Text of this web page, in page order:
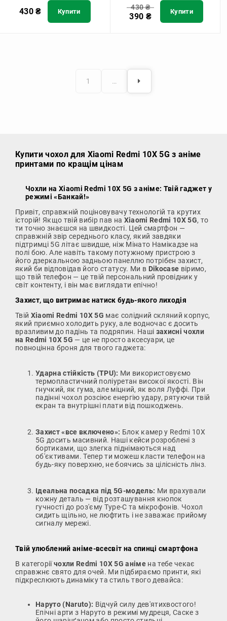
430₴ Купити
430₴
390 ₴ Купити
1 …
Купити чохол для Xiaomi Redmi 10X 5G з аніме
принтами по кращім цінам
Чохли на Xiaomi Redmi 10X 5G з аніме: Твій гаджет у
режимі «Банкай!»
Привіт, справжній поціновувачу технологій та крутих
історій! Якщо твій вибір пав на Xiaomi Redmi 10X 5G, то
ти точно знаєшся на швидкості. Цей смартфон —
справжній звір середнього класу, який завдяки
підтримці 5G літає швидше, ніж Мінато Намікадзе на
полі бою. Але навіть такому потужному пристрою з
його дзеркальною задньою панеллю потрібен захист,
який би відповідав його статусу. Ми в Dikocase віримо,
що твій телефон — це твій персональний провідник у
світ контенту, і він має виглядати епічно!
Захист, що витримає натиск будь-якого лиходія
Твій Xiaomi Redmi 10X 5G має солідний скляний корпус,
який приємно холодить руку, але водночас є досить
вразливим до падінь та подряпин. Наші захисні чохли
на Redmi 10X 5G — це не просто аксесуари, це
повноцінна броня для твого гаджета:
Ударна стійкість (TPU): Ми використовуємо
термопластичний поліуретан високої якості. Він
гнучкий, як гума, але міцний, як воля Луффі. При
падінні чохол розсіює енергію удару, рятуючи твій
екран та внутрішні плати від пошкоджень.
Захист «все включено»: Блок камер у Redmi 10X
5G досить масивний. Наші кейси розроблені з
бортиками, що злегка піднімаються над
об'єктивами. Тепер ти можеш класти телефон на
будь-яку поверхню, не боячись за цілісність лінз.
Ідеальна посадка під 5G-модель: Ми врахували
кожну деталь — від розташування кнопок
гучності до роз'єму Type-C та мікрофонів. Чохол
сидить щільно, не люфтить і не заважає прийому
сигналу мережі.
Твій улюблений аніме-всесвіт на спинці смартфона
В категоріїчохли Redmi 10X 5G аніме на тебе чекає
справжнє свято для очей. Ми підбираємо принти, які
підкреслюють динаміку та стиль твого девайса:
Наруто (Naruto): Відчуй силу дев'ятихвостого!
Епічні арти з Наруто в режимі мудреця, Саске з